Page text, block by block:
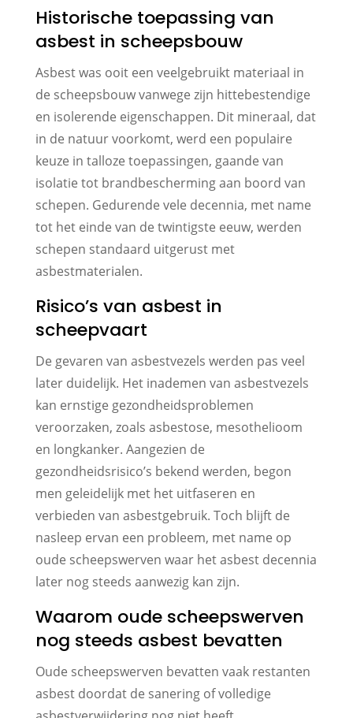
Historische toepassing van
asbest in scheepsbouw
Asbest was ooit een veelgebruikt materiaal in
de scheepsbouw vanwege zijn hittebestendige
en isolerende eigenschappen. Dit mineraal, dat
in de natuur voorkomt, werd een populaire
keuze in talloze toepassingen, gaande van
isolatie tot brandbescherming aan boord van
schepen. Gedurende vele decennia, met name
tot het einde van de twintigste eeuw, werden
schepen standaard uitgerust met
asbestmaterialen.
Risico’s van asbest in
scheepvaart
De gevaren van asbestvezels werden pas veel
later duidelijk. Het inademen van asbestvezels
kan ernstige gezondheidsproblemen
veroorzaken, zoals asbestose, mesothelioom
en longkanker. Aangezien de
gezondheidsrisico’s bekend werden, begon
men geleidelijk met het uitfaseren en
verbieden van asbestgebruik. Toch blijft de
nasleep ervan een probleem, met name op
oude scheepswerven waar het asbest decennia
later nog steeds aanwezig kan zijn.
Waarom oude scheepswerven
nog steeds asbest bevatten
Oude scheepswerven bevatten vaak restanten
asbest doordat de sanering of volledige